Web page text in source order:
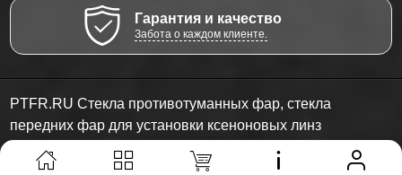
Гарантия и качество
Забота о каждом клиенте.
PTFR.RU Стекла противотуманных фар, стекла
передних фар для установки ксеноновых линз
© 2011 - 2026 Все права защищены